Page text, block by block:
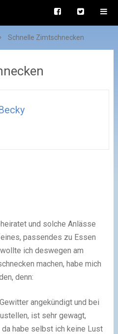
Schnelle Zimtschnecken
und solche Anlässe
passendes zu Essen
ich deswegen am
machen, habe mich
denn:
angekündigt und bei
ist sehr gewagt,
habe selbst ich keine Lust